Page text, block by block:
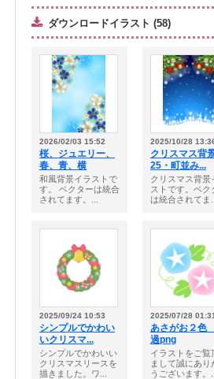
ダウンロードイラスト (58)
2026/02/03 15:52
桜、ジュエリー、
春、青、横
和風背景イラストで
す。 ベクターは統合
されてます。...
2025/10/28
クリスマス背
25・町並み...
クリスマス背景
ストです。ベク
は統合されてま
2025/09/24 10:53
シンプルでかわい
いクリスマ...
シンプルでかわいい
クリスマスリースを
描きました。ワ...
2025/07/28
あさがお２
過png
イラストをご覧
まして誠にあり
うございます。